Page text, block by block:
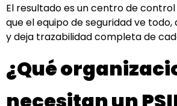
El resultado es un centro de
que el equipo de seguridad ve
y deja trazabilidad completa de
¿Qué